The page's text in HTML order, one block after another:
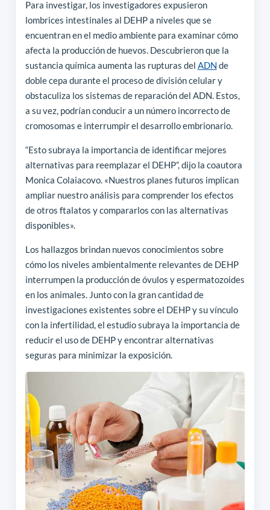
Para investigar, los investigadores expusieron
lombrices intestinales al DEHP a niveles que se
encuentran en el medio ambiente para examinar cómo
afecta la producción de huevos. Descubrieron que la
sustancia química aumenta las rupturas del ADN de
doble cepa durante el proceso de división celular y
obstaculiza los sistemas de reparación del ADN. Estos,
a su vez, podrían conducir a un número incorrecto de
cromosomas e interrumpir el desarrollo embrionario.
“Esto subraya la importancia de identificar mejores
alternativas para reemplazar el DEHP”, dijo la coautora
Monica Colaiacovo. «Nuestros planes futuros implican
ampliar nuestro análisis para comprender los efectos
de otros ftalatos y compararlos con las alternativas
disponibles».
Los hallazgos brindan nuevos conocimientos sobre
cómo los niveles ambientalmente relevantes de DEHP
interrumpen la producción de óvulos y espermatozoides
en los animales. Junto con la gran cantidad de
investigaciones existentes sobre el DEHP y su vínculo
con la infertilidad, el estudio subraya la importancia de
reducir el uso de DEHP y encontrar alternativas
seguras para minimizar la exposición.